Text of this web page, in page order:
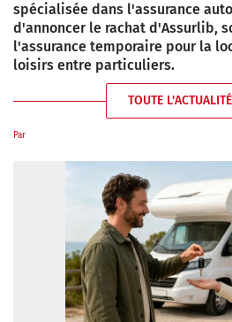
spécialisée dans l'assurance
d'annoncer le rachat d'Assurlib,
l'assurance temporaire pour la
loisirs entre particuliers.
TOUTE L'ACTUALITÉ
Par